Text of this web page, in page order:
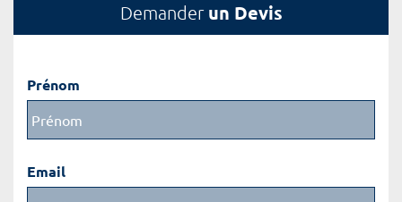
Demander un Devis
Prénom
Email